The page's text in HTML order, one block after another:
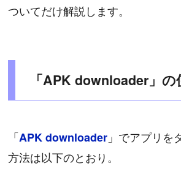
ついてだけ解説します。
「APK downloader」
「APK downloader 」でアプリを
方法は以下のとおり。